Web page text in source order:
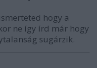
hogy a
ne így írd már hogy
sugárzik.